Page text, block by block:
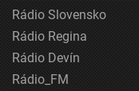
Rádio Slovensko
Rádio Regina
Rádio Devín
Rádio_FM